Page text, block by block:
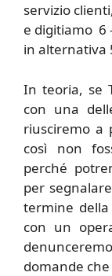
servizio
e digitiamo 6
in alternativa
In teoria, se
con una
riusciremo a
così non
perché
per
termine
con un
domande